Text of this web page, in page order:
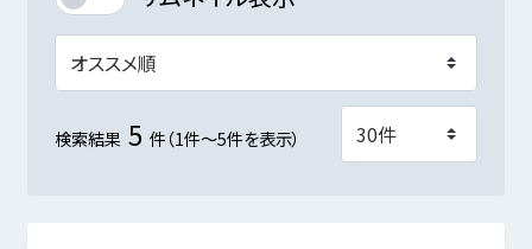
検索結果 5 件（1件～5件を表示）